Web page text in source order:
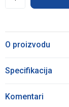
O proizvodu
Specifikacija
Komentari